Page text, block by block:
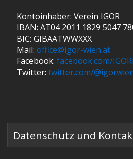
Kontoinhaber: Verein IGOR
IBAN: AT04 2011 1829 5047
BIC: GIBAATWWXXX
Mail:office@igor-wien.at
Facebook:facebook.com/
Twitter:twitter.com/
Datenschutz und